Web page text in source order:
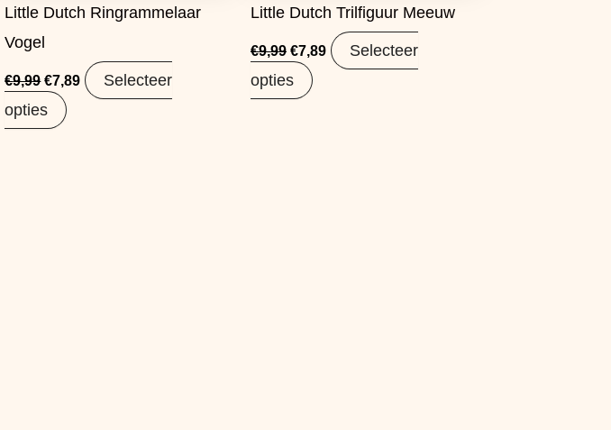
Little Dutch Ringrammelaar
Vogel
€9,99 €7,89
Selecteer
opties
Little Dutch Trilfiguur Meeuw
€9,99 €7,89
Selecteer
opties